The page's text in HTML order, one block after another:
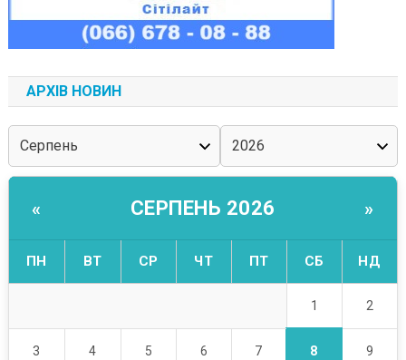
АРХІВ НОВИН
« СЕРПЕНЬ 2026 »
ПН ВТ СР ЧТ ПТ СБ НД
1 2
3 4 5 6 7 8 9